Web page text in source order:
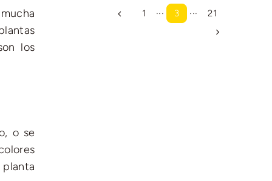
los
o se
1 ··· 3 ··· 21